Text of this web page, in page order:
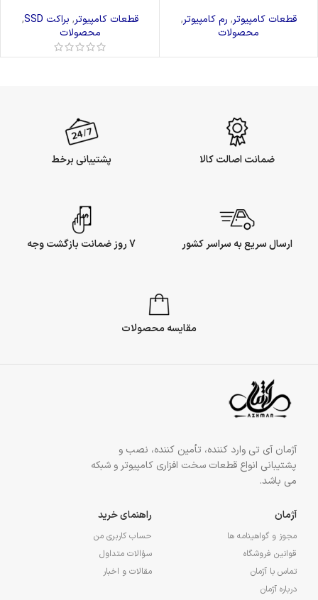
قطعات کامپیوتر, رم کامپیوتر,
محصولات
قطعات کامپیوتر, براکت SSD
,
محصولات
ضمانت اصالت کالا پشتیبانی برخط
ارسال سریع به سراسر کشور 7 روز ضمانت بازگشت وجه
مقایسه محصولات
آژمان آی تی وارد کننده، تأمین کننده، نصب و
پشتیبانی انواع قطعات سخت افزاری کامپیوتر و شبکه
می باشد.
آژمان
مجوز و گواهینامه ها
قوانین فروشگاه
تماس با آژمان
درباره آژمان
راهنمای خرید
حساب کاربری من
سؤالات متداول
مقالات و اخبار